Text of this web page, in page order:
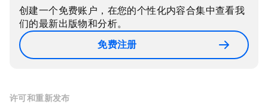
创建一个免费账户，在您的个性化内容合集中查看我
们的最新出版物和分析。
免费注册
许可和重新发布